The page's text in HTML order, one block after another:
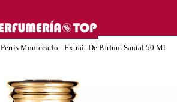
Perris Montecarlo - Extrait De Parfum Santal 50 Ml